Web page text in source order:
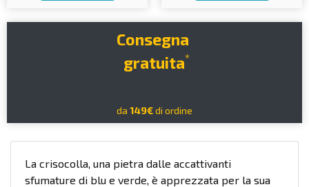
Consegna
gratuita*
da 149€di ordine
La crisocolla, una pietra dalle accattivanti
sfumature di blu e verde, è apprezzata per la sua